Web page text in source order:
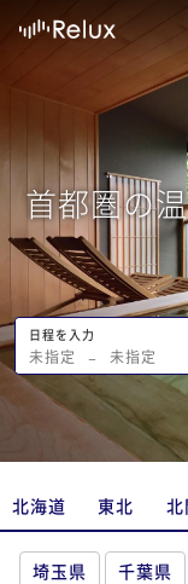
首都圏の
日程を入力
未指定 − 未指定
北海道 東北 北
埼玉県 千葉県